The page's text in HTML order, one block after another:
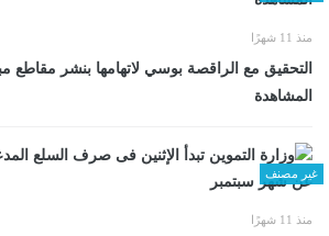
منذ 11 شهرًا
التحقيق مع الراقصة بوسي لاتهامها بنشر مقاطع
المشاهدة
غير مصنف
منذ 11 شهرًا